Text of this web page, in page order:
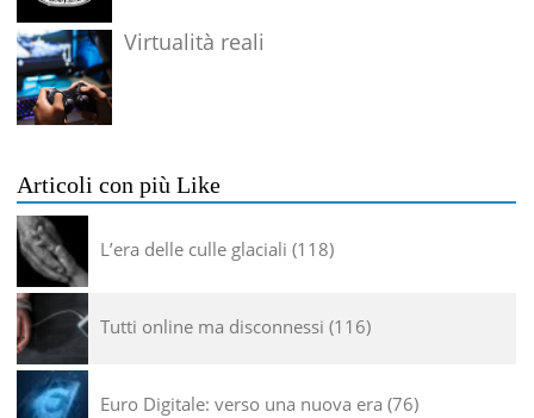
Virtualità reali
Articoli con più Like
L’era delle culle glaciali 118
Tutti online ma disconnessi 116
Euro Digitale: verso una nuova era 76